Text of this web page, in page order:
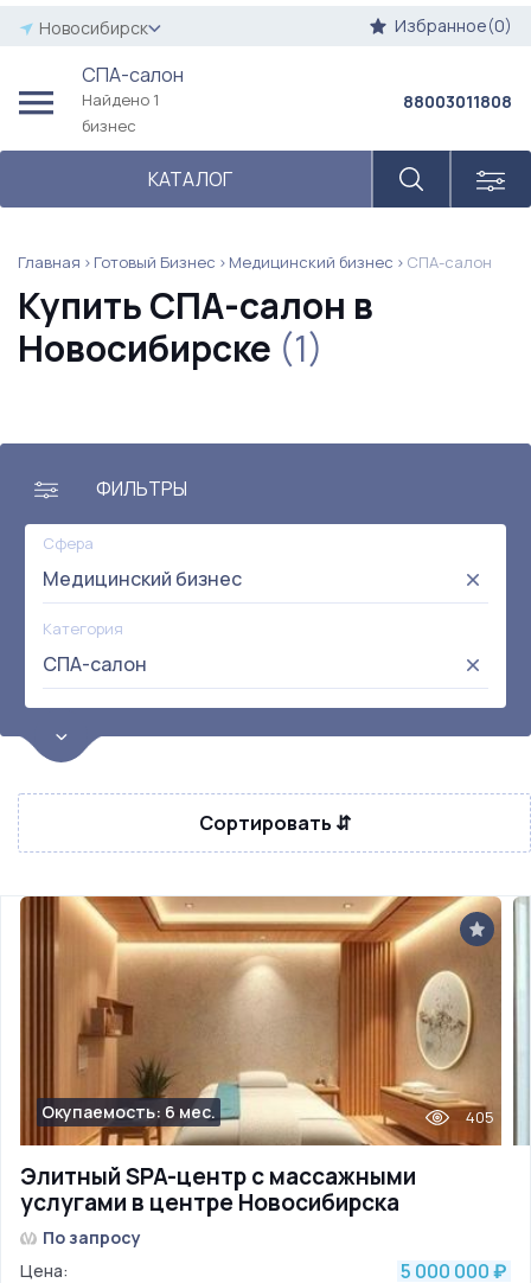
Новосибирск Избранное(0)
СПА-салон
Найдено 1
бизнес
КАТАЛОГ
88003011808
Главная Готовый Бизнес Медицинский бизнес СПА-салон
Купить СПА-салон в
Новосибирске (1)
ФИЛЬТРЫ
Сфера
Медицинский бизнес
Категория
СПА-салон
Цена
от:
до:
Прибыль
Сортировать ⇵
Элитный SPA-центр с массажными
услугами в центре Новосибирска
Окупаемость: 6 мес. 405
По запросу
Цена:
5 000 000 ₽